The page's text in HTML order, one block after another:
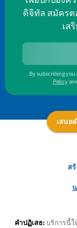
ดิจิทัล สมัครต
เส
By subscribing you
Policy
เสนอ
ส
คำปฏิเสธ: บริการนี้ใ